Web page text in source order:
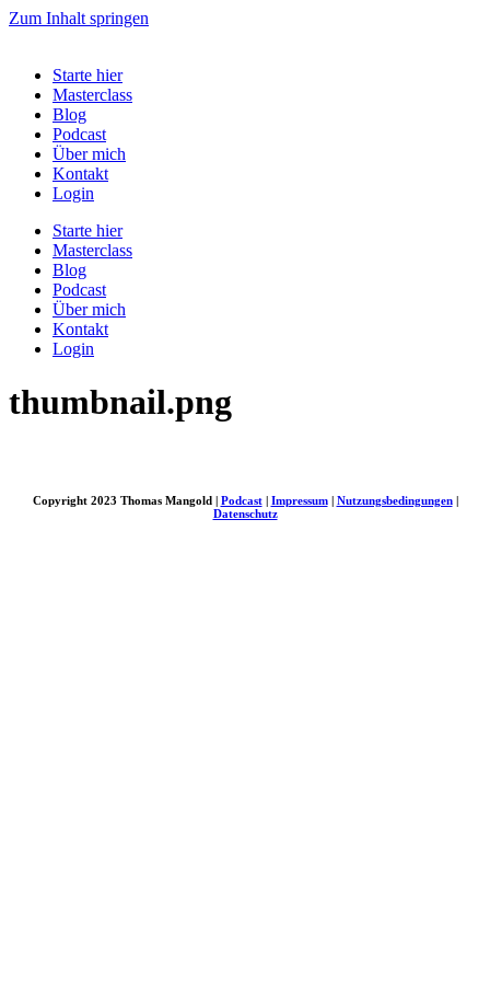
Zum Inhalt springen
Starte hier
Masterclass
Blog
Podcast
Über mich
Kontakt
Login
Starte hier
Masterclass
Blog
Podcast
Über mich
Kontakt
Login
thumbnail.png
Copyright 2023 Thomas Mangold | Podcast| Impressum| Nutzungsbedingungen|
Datenschutz